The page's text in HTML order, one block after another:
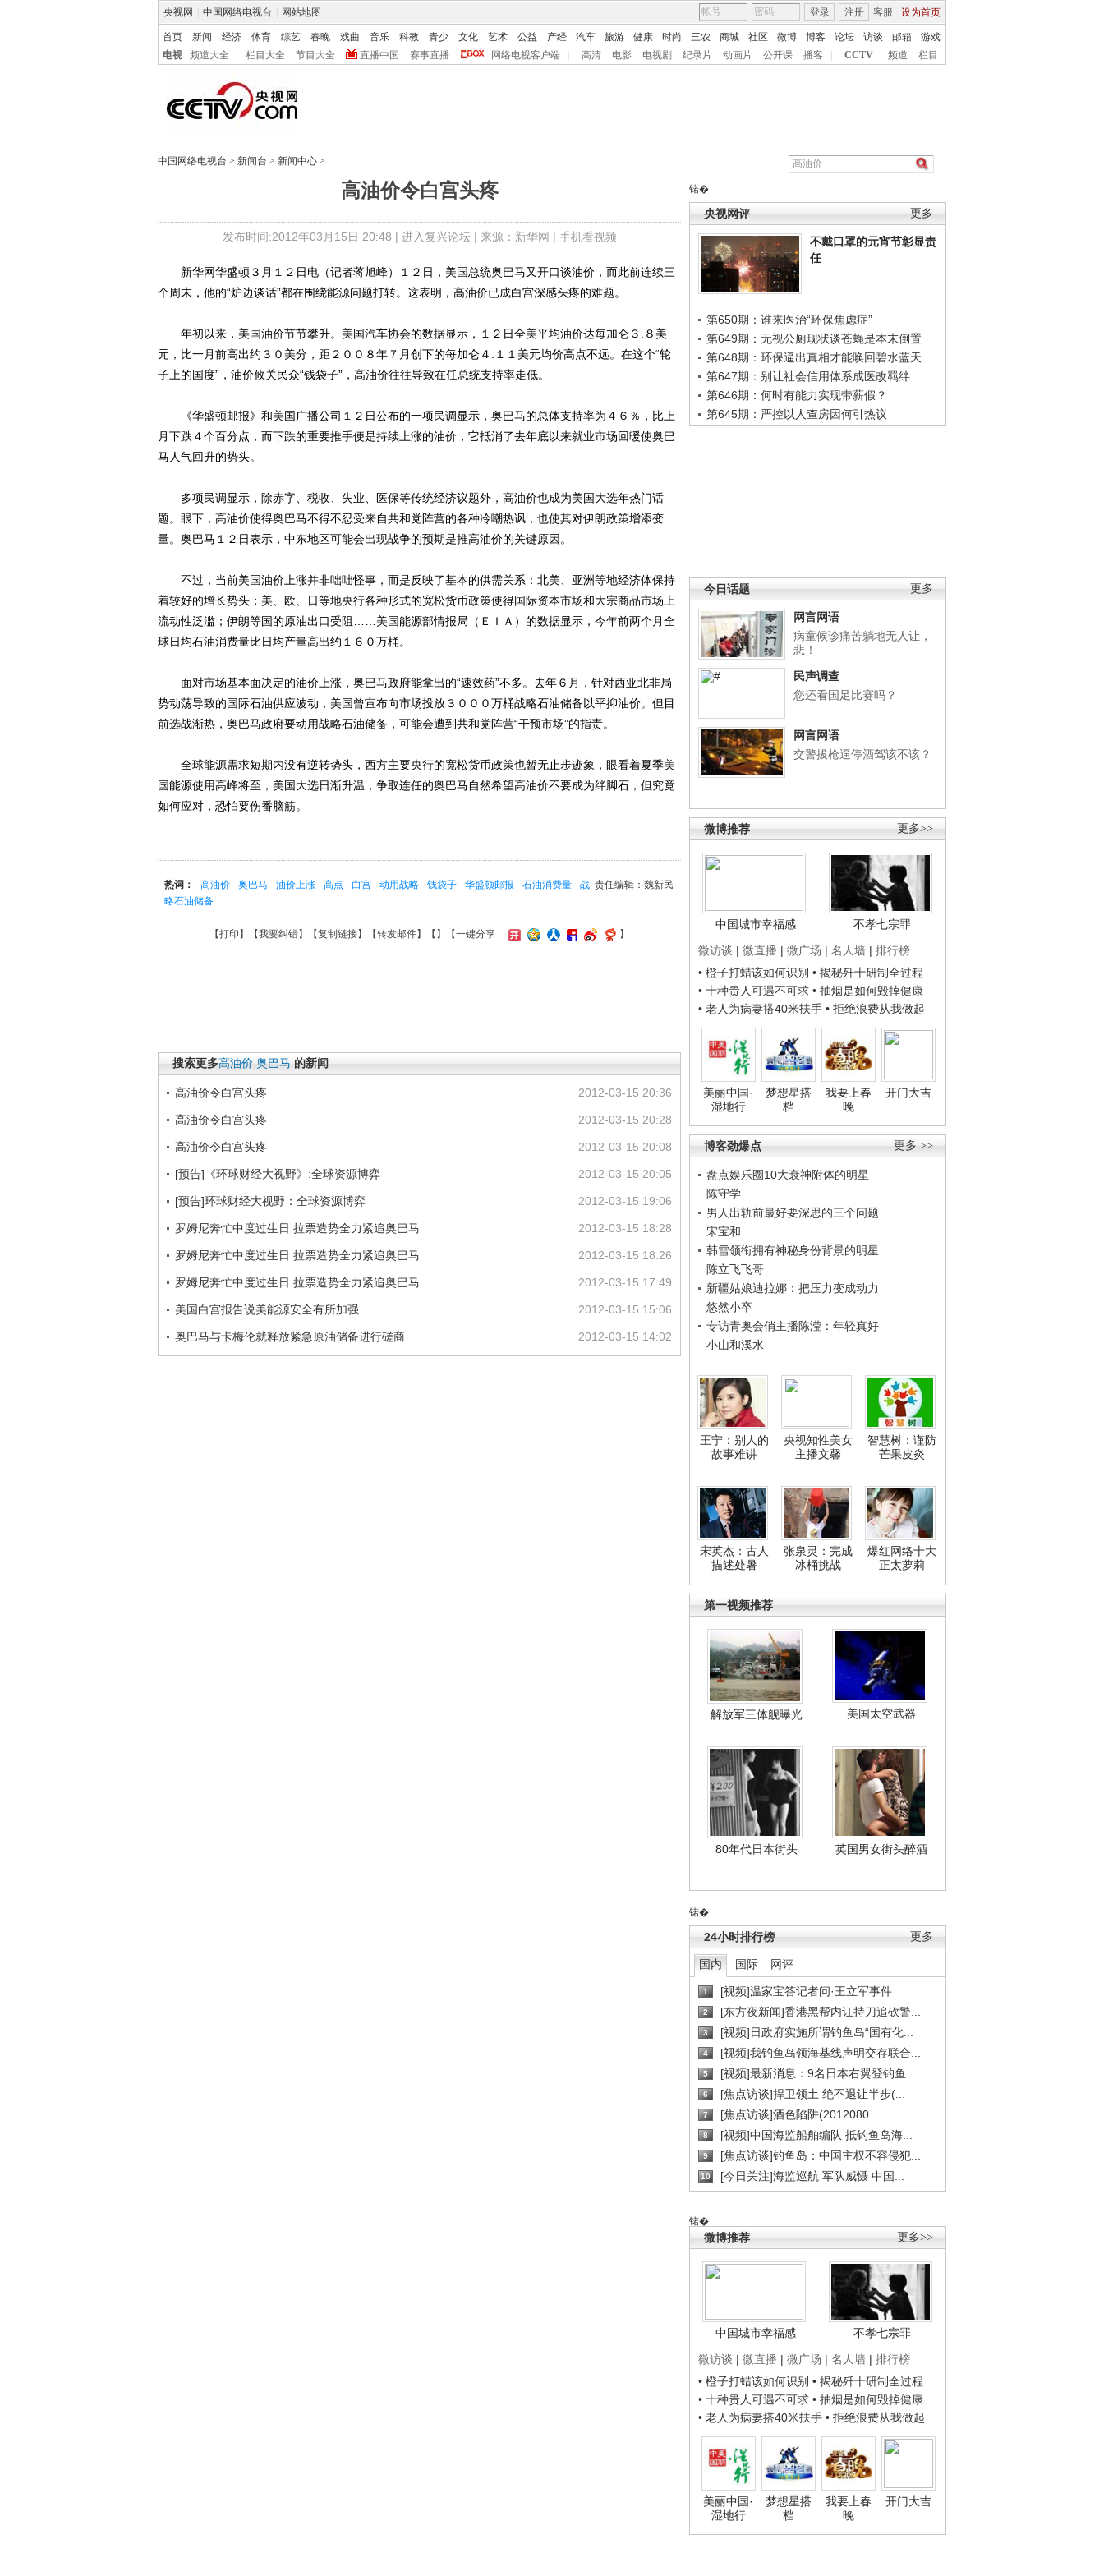
央视网 中国网络电视台 网站地图 客服 设为首页
登录 注册
首页 新闻 经济 体育 综艺 春晚 戏曲 音乐 科教 青少 文化 艺术 公益 产经 汽车 旅游 健康 时尚 三农 商城 社区 微博 博客 论坛 访谈 邮箱
游戏
电视
频道大全 栏目大全 节目大全 直播中国 赛事直播 网络电视客户端 高清 电影 电视剧 纪录片 动画片 公开课 播客 CCTV 频道 栏目
中国网络电视台 > 新闻台 > 新闻中心 >
高油价令白宫头疼
发布时间:2012年03月15日 20:48 | 进入复兴论坛| 来源：新华网 | 手机看视频
锘�
更多
央视网评
不戴口罩的元宵节彰显责
任
第650期：谁来医治“环保焦虑症”
第649期：无视公厕现状谈苍蝇是本末倒置
第648期：环保逼出真相才能唤回碧水蓝天
第647期：别让社会信用体系成医改羁绊
第646期：何时有能力实现带薪假？
第645期：严控以人查房因何引热议
更多
今日话题
网言网语
病童候诊痛苦躺地无人让，
悲！
民声调查
您还看国足比赛吗？
网言网语
交警拔枪逼停酒驾该不该？
更多>>
微博推荐
中国城市幸福感
不孝七宗罪
微访谈 | 微直播 | 微广场 | 名人墙 | 排行榜
• 橙子打蜡该如何识别 • 揭秘歼十研制全过程
• 十种贵人可遇不可求 • 抽烟是如何毁掉健康
• 老人为病妻搭40米扶手 • 拒绝浪费从我做起
美丽中国·
湿地行
梦想星搭
档
我要上春
晚
开门大吉
更多 >>
博客劲爆点
盘点娱乐圈10大衰神附体的明星
陈守学
男人出轨前最好要深思的三个问题
宋宝和
韩雪领衔拥有神秘身份背景的明星
陈立飞飞哥
新疆姑娘迪拉娜：把压力变成动力
悠然小卒
专访青奥会俏主播陈滢：年轻真好
小山和溪水
王宁：别人的
故事难讲
央视知性美女
主播文馨
智慧树：谨防
芒果皮炎
宋英杰：古人
描述处暑
张泉灵：完成
冰桶挑战
爆红网络十大
正太萝莉
第一视频推荐
解放军三体舰曝光 美国太空武器
80年代日本街头 英国男女街头醉酒
锘�
更多
24小时排行榜
国内 国际 网评
1 [视频]温家宝答记者问·王立军事件
2 [东方夜新闻]香港黑帮内讧持刀追砍警...
3 [视频]日政府实施所谓钓鱼岛“国有化...
4 [视频]我钓鱼岛领海基线声明交存联合...
5 [视频]最新消息：9名日本右翼登钓鱼...
6 [焦点访谈]捍卫领土 绝不退让半步(...
7 [焦点访谈]酒色陷阱(2012080...
8 [视频]中国海监船舶编队 抵钓鱼岛海...
9 [焦点访谈]钓鱼岛：中国主权不容侵犯...
10 [今日关注]海监巡航 军队威慑 中国...
锘�
更多>>
微博推荐
中国城市幸福感
不孝七宗罪
微访谈 | 微直播 | 微广场 | 名人墙 | 排行榜
• 橙子打蜡该如何识别 • 揭秘歼十研制全过程
• 十种贵人可遇不可求 • 抽烟是如何毁掉健康
• 老人为病妻搭40米扶手 • 拒绝浪费从我做起
美丽中国·
湿地行
梦想星搭
档
我要上春
晚
开门大吉
新华网华盛顿３月１２日电（记者蒋旭峰）１２日，美国总统奥巴马又开口谈油价，而此前连续三
个周末，他的“炉边谈话”都在围绕能源问题打转。这表明，高油价已成白宫深感头疼的难题。
年初以来，美国油价节节攀升。美国汽车协会的数据显示，１２日全美平均油价达每加仑３.８美
元，比一月前高出约３０美分，距２００８年７月创下的每加仑４.１１美元均价高点不远。在这个“轮
子上的国度”，油价攸关民众“钱袋子”，高油价往往导致在任总统支持率走低。
《华盛顿邮报》和美国广播公司１２日公布的一项民调显示，奥巴马的总体支持率为４６％，比上
月下跌４个百分点，而下跌的重要推手便是持续上涨的油价，它抵消了去年底以来就业市场回暖使奥巴
马人气回升的势头。
多项民调显示，除赤字、税收、失业、医保等传统经济议题外，高油价也成为美国大选年热门话
题。眼下，高油价使得奥巴马不得不忍受来自共和党阵营的各种冷嘲热讽，也使其对伊朗政策增添变
量。奥巴马１２日表示，中东地区可能会出现战争的预期是推高油价的关键原因。
不过，当前美国油价上涨并非咄咄怪事，而是反映了基本的供需关系：北美、亚洲等地经济体保持
着较好的增长势头；美、欧、日等地央行各种形式的宽松货币政策使得国际资本市场和大宗商品市场上
流动性泛滥；伊朗等国的原油出口受阻……美国能源部情报局（ＥＩＡ）的数据显示，今年前两个月全
球日均石油消费量比日均产量高出约１６０万桶。
面对市场基本面决定的油价上涨，奥巴马政府能拿出的“速效药”不多。去年６月，针对西亚北非局
势动荡导致的国际石油供应波动，美国曾宣布向市场投放３０００万桶战略石油储备以平抑油价。但目
前选战渐热，奥巴马政府要动用战略石油储备，可能会遭到共和党阵营“干预市场”的指责。
全球能源需求短期内没有逆转势头，西方主要央行的宽松货币政策也暂无止步迹象，眼看着夏季美
国能源使用高峰将至，美国大选日渐升温，争取连任的奥巴马自然希望高油价不要成为绊脚石，但究竟
如何应对，恐怕要伤番脑筋。
责任编辑：魏新民
热词： 高油价 奥巴马 油价上涨 高点 白宫 动用战略 钱袋子 华盛顿邮报 石油消费量
战
略石油储备
【打印 】【我要纠错】【复制链接】【转发邮件】【 】 【一键分享 】
搜索更多高油价 奥巴马 的新闻
2012-03-15 20:36
高油价令白宫头疼
2012-03-15 20:28
高油价令白宫头疼
2012-03-15 20:08
高油价令白宫头疼
2012-03-15 20:05
[预告]《环球财经大视野》:全球资源博弈
2012-03-15 19:06
[预告]环球财经大视野：全球资源博弈
2012-03-15 18:28
罗姆尼奔忙中度过生日 拉票造势全力紧追奥巴马
2012-03-15 18:26
罗姆尼奔忙中度过生日 拉票造势全力紧追奥巴马
2012-03-15 17:49
罗姆尼奔忙中度过生日 拉票造势全力紧追奥巴马
2012-03-15 15:06
美国白宫报告说美能源安全有所加强
2012-03-15 14:02
奥巴马与卡梅伦就释放紧急原油储备进行磋商